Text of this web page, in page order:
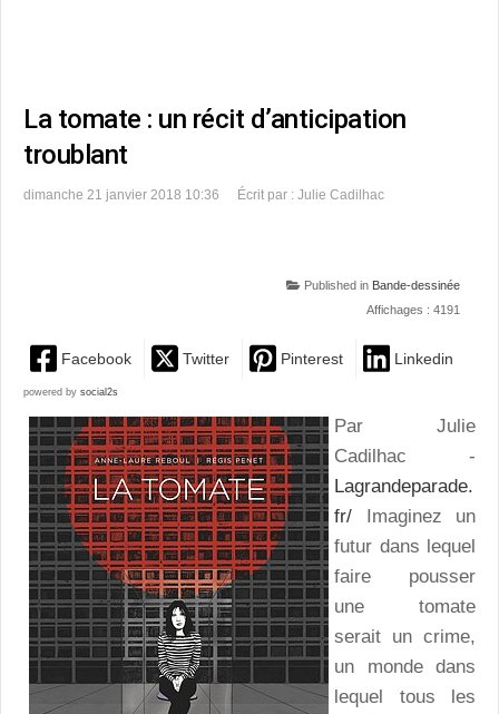
La tomate : un récit d’anticipation
troublant
dimanche 21 janvier 2018 10:36 Écrit par : Julie Cadilhac
Published in Bande-dessinée
Affichages : 4191
Facebook Twitter Pinterest Linkedin
powered by social2s
Par Julie
Cadilhac -
Lagrandeparade.
fr/ Imaginez un
futur dans lequel
faire pousser
une tomate
serait un crime,
un monde dans
lequel tous les